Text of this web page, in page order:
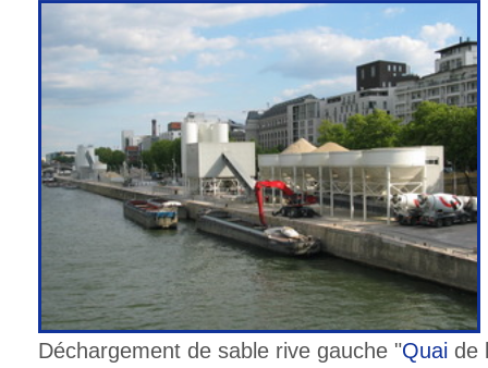
Déchargement de sable rive gauche "Quai de